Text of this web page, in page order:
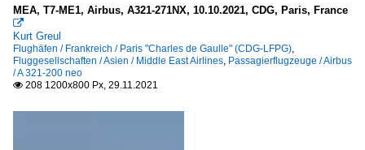
MEA, T7-ME1, Airbus, A321-271NX, 10.10.2021, CDG, Paris, France

Kurt Greul
Flughäfen / Frankreich / Paris "Charles de Gaulle" (CDG-LFPG),
Fluggesellschaften / Asien / Middle East Airlines, Passagierflugzeuge / Airbus
/ A 321-200 neo
 208 1200x800 Px, 29.11.2021